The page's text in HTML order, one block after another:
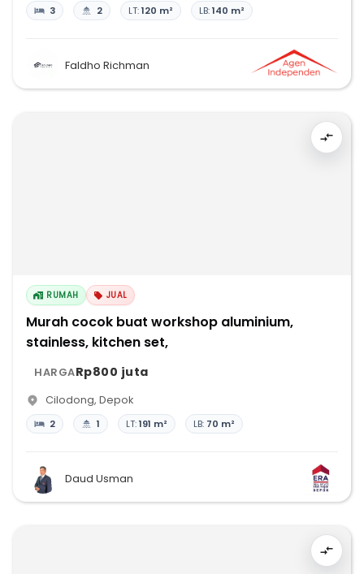
3 2 LT:120 m² LB:140 m²
Faldho Richman
RUMAH JUAL
Murah cocok buat workshop aluminium,
stainless, kitchen set,
HARGARp800 juta
Cilodong, Depok
2 1 LT:191 m² LB: 70 m²
Daud Usman